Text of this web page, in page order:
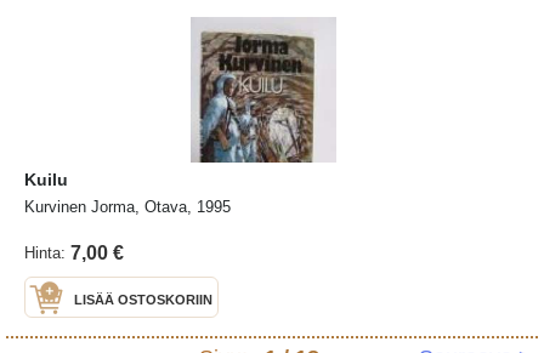
Kuilu
Kurvinen Jorma, Otava, 1995
Hinta: 7,00 €
LISÄÄ OSTOSKORIIN